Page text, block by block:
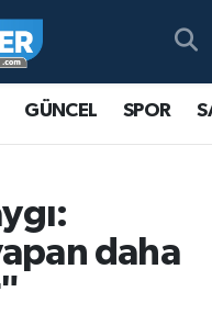
GÜNCEL SPOR
daha
Fikstür